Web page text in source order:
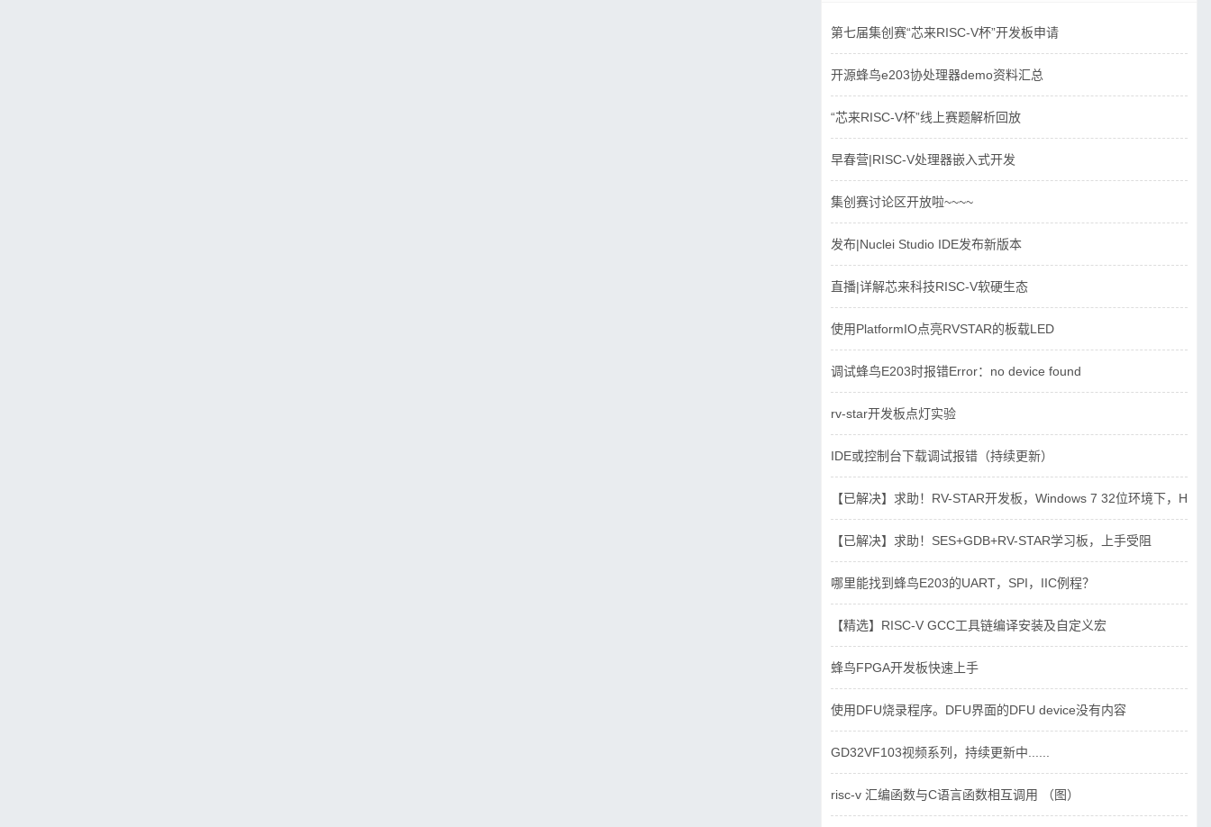
第七届集创赛“芯来RISC-V杯”开发板申请
开源蜂鸟e203协处理器demo资料汇总
“芯来RISC-V杯”线上赛题解析回放
早春营|RISC-V处理器嵌入式开发
集创赛讨论区开放啦~~~~
发布|Nuclei Studio IDE发布新版本
直播|详解芯来科技RISC-V软硬生态
使用PlatformIO点亮RVSTAR的板载LED
调试蜂鸟E203时报错Error：no device found
rv-star开发板点灯实验
IDE或控制台下载调试报错（持续更新）
【已解决】求助！RV-STAR开发板，Windows 7 32位环境下，
【已解决】求助！SES+GDB+RV-STAR学习板，上手受阻
哪里能找到蜂鸟E203的UART，SPI，IIC例程？
【精选】RISC-V GCC工具链编译安装及自定义宏
蜂鸟FPGA开发板快速上手
使用DFU烧录程序。DFU界面的DFU device没有内容
GD32VF103视频系列，持续更新中......
risc-v 汇编函数与C语言函数相互调用 （图）